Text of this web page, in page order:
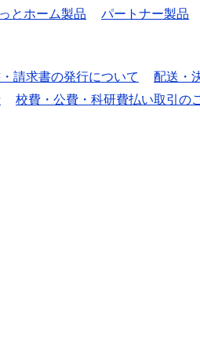
とホーム製品 パートナー製品
請求書の発行について 配送・
校費・公費・科研費払い取引の